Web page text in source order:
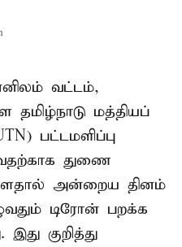
வட்டம்,
தமிழ்நாடு மத்தியப்
பட்டமளிப்பு
துணை
அன்றைய தினம்
டிரோன் பறக்க
குறித்து